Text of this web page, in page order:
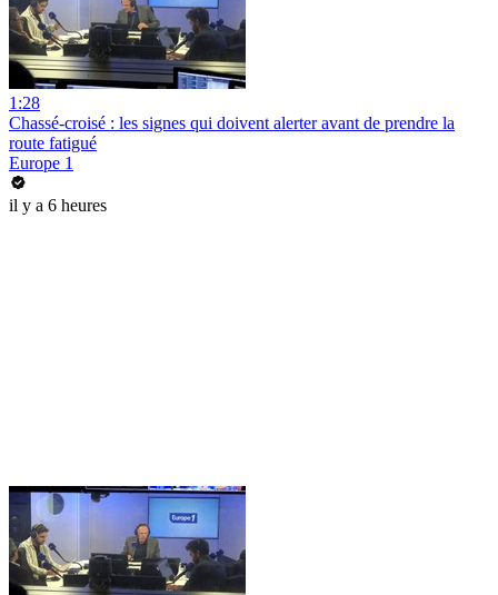
1:28
Chassé-croisé : les signes qui doivent alerter avant de prendre la
route fatigué
Europe 1
il y a 6 heures